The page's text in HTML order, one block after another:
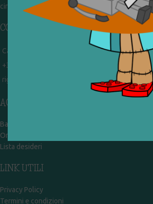
circolazione. Operiamo per un'economia civile,
CONTATTI
Campobasso - via Garibaldi 51
+39 328 767 9587
rigiocattolocb@gmail.com
ACCOUNT
Bacheca
Ordini
Lista desideri
LINK UTILI
Privacy Policy
Termini e condizioni